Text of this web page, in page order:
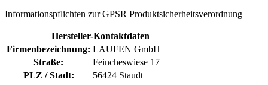
Informationspflichten zur GPSR Produktsicherheitsverordnung
Hersteller-Kontaktdaten
Firmenbezeichnung: LAUFEN GmbH
Straße:
Feincheswiese 17
PLZ / Stadt:
56424 Staudt